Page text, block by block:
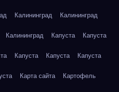
Калининград Калининград
Калининград Капуста Капуста
Капуста Капуста Капуста
Карта сайта Картофель